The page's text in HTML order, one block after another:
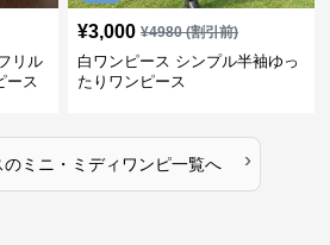
リル
ース
¥3,000 ¥4980(割引前)
白ワンピース シンプル半袖ゆっ
たりワンピース
のミニ・ミディワンピ一覧へ ›